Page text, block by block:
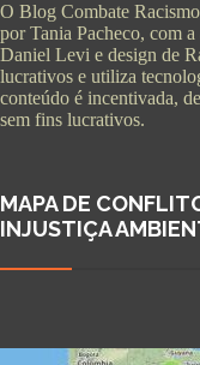
O Blog Combate
por Tania Pacheco, com
Daniel Levi e design de
lucrativos e utiliza
conteúdo é incentivada,
sem fins lucrativos.
MAPA DE
INJUSTIÇA